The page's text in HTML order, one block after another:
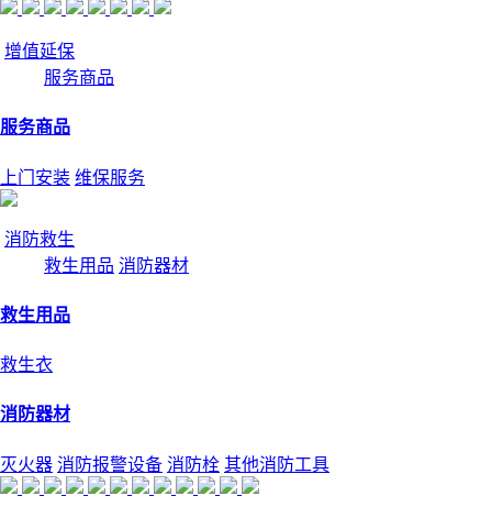
增值延保
服务商品
服务商品
上门安装 维保服务
消防救生
救生用品 消防器材
救生用品
救生衣
消防器材
灭火器 消防报警设备 消防栓 其他消防工具